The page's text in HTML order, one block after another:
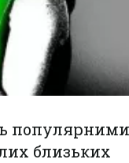
близьких